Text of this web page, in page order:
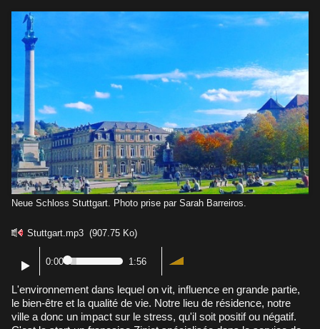
Neue Schloss Stuttgart. Photo prise par Sarah Barreiros.
Stuttgart.mp3 (907.75 Ko)
0:00 1:56
L'environnement dans lequel on vit, influence en grande partie,
le bien-être et la qualité de vie. Notre lieu de résidence, notre
ville a donc un impact sur le stress, qu'il soit positif ou négatif.